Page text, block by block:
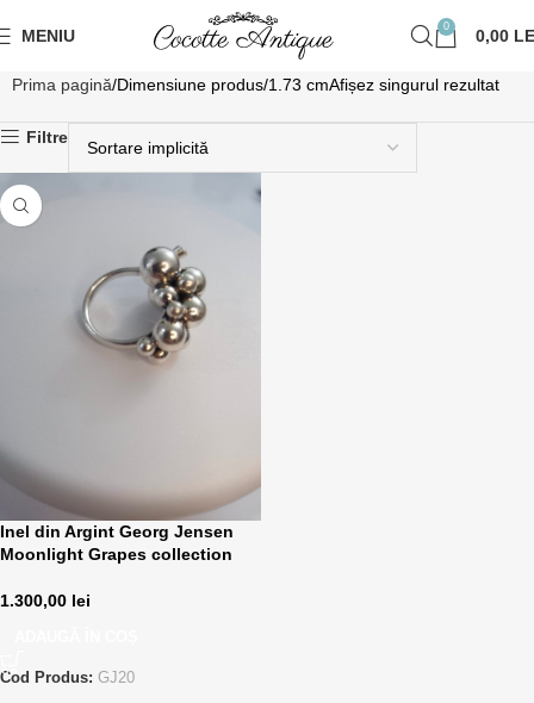
MENIU 0 0,00
Prima pagină Dimensiune produs 1.73 cmAfișez singurul rezultat
Filtre
Inel din Argint Georg Jensen
Moonlight Grapes collection
1.300,00 lei
Cod Produs: GJ20